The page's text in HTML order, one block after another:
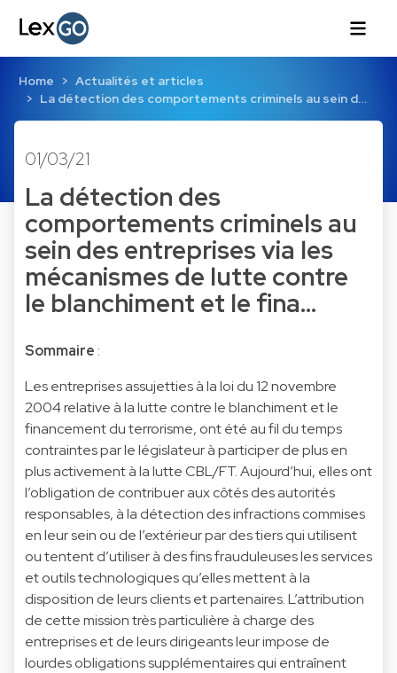
Home
Actualités et articles
La détection des comportements criminels au sein d…
01/03/21
La détection des
comportements criminels au
sein des entreprises via les
mécanismes de lutte contre
le blanchiment et le fina…
Sommaire :
Les entreprises assujetties à la loi du 12 novembre
2004 relative à la lutte contre le blanchiment et le
financement du terrorisme, ont été au fil du temps
contraintes par le législateur à participer de plus en
plus activement à la lutte CBL/FT. Aujourd’hui, elles ont
l’obligation de contribuer aux côtés des autorités
responsables, à la détection des infractions commises
en leur sein ou de l’extérieur par des tiers qui utilisent
ou tentent d’utiliser à des fins frauduleuses les services
et outils technologiques qu’elles mettent à la
disposition de leurs clients et partenaires. L’attribution
de cette mission très particulière à charge des
entreprises et de leurs dirigeants leur impose de
lourdes obligations supplémentaires qui entraînent